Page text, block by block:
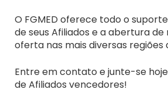
O FGMED oferece todo o
de seus Afiliados e a abertura de
oferta nas mais diversas regiões
Entre em contato e junte-se
de Afiliados vencedores!